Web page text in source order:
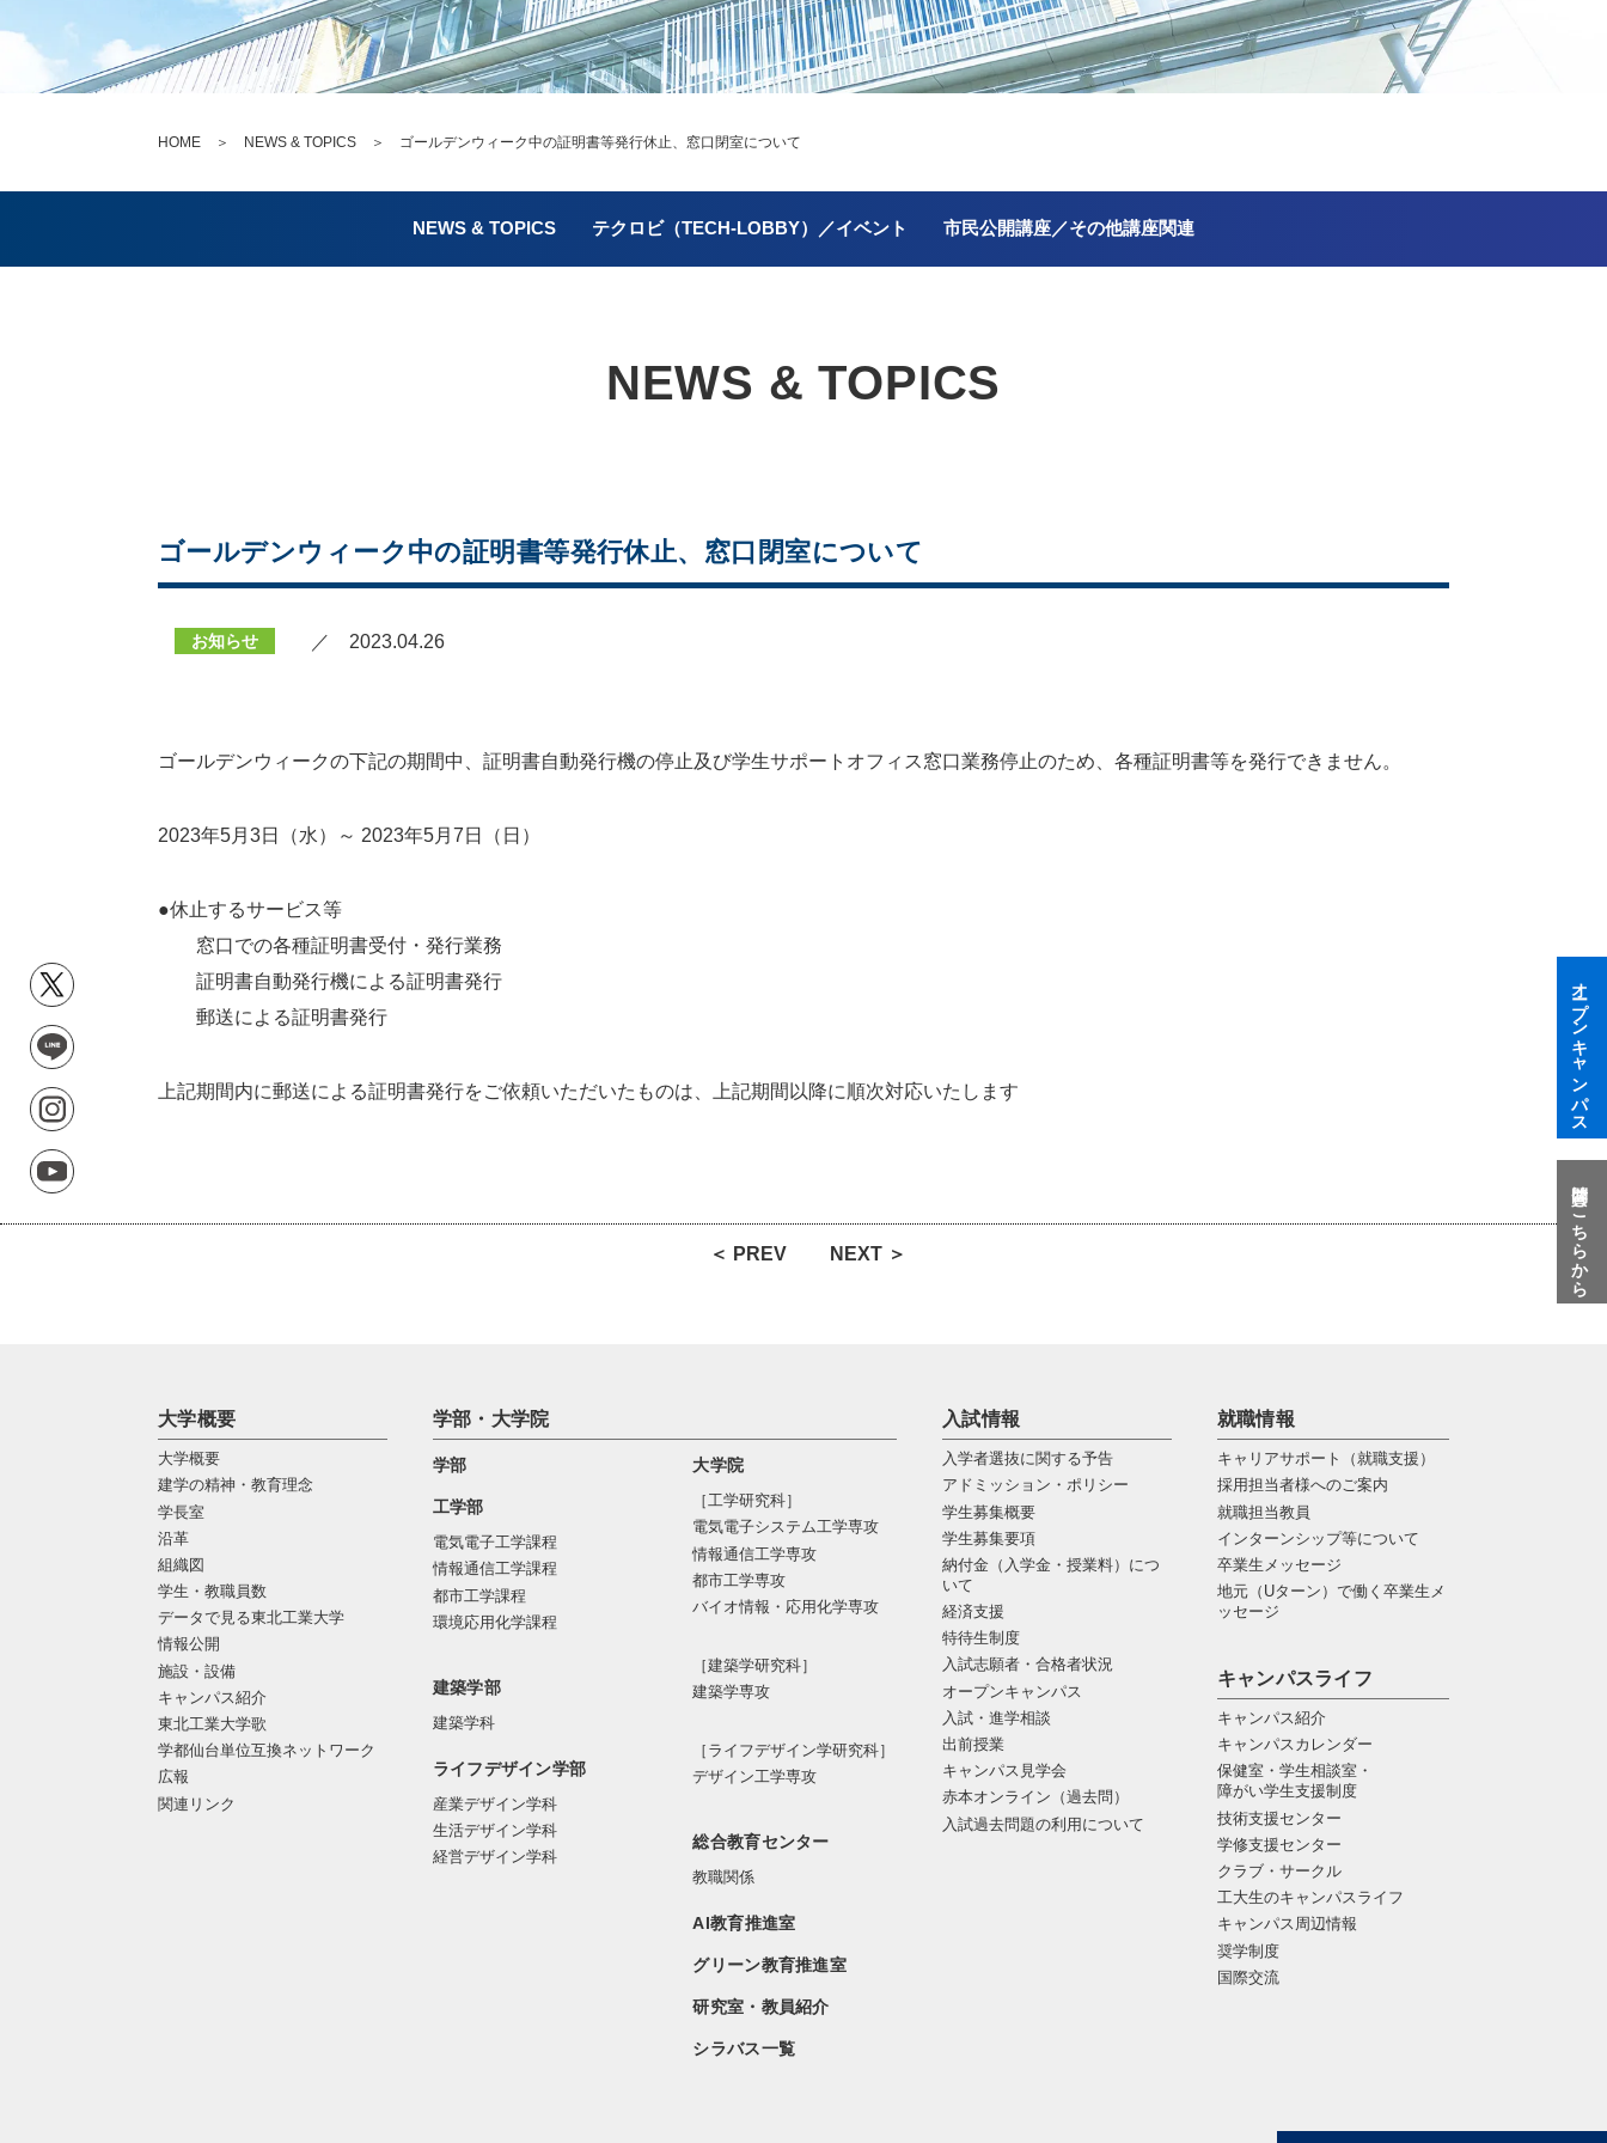
HOME ＞ NEWS & TOPICS ＞ ゴールデンウィーク中の証明書等発行休止、窓口閉室について
NEWS & TOPICS テクロビ（TECH-LOBBY）／イベント 市民公開講座／その他講座関連
NEWS & TOPICS
ゴールデンウィーク中の証明書等発行休止、窓口閉室について
お知らせ ／ 2023.04.26
ゴールデンウィークの下記の期間中、証明書自動発行機の停止及び学生サポートオフィス窓口業務停止のため、各種証明書等を発行できません。
2023年5月3日（水）～ 2023年5月7日（日）
●休止するサービス等
窓口での各種証明書受付・発行業務
証明書自動発行機による証明書発行
郵送による証明書発行
上記期間内に郵送による証明書発行をご依頼いただいたものは、上記期間以降に順次対応いたします
＜ PREV NEXT ＞
大学概要
大学概要
建学の精神・教育理念
学長室
沿革
組織図
学生・教職員数
データで見る東北工業大学
情報公開
施設・設備
キャンパス紹介
東北工業大学歌
学都仙台単位互換ネットワーク
広報
関連リンク
学部・大学院
学部
工学部
電気電子工学課程
情報通信工学課程
都市工学課程
環境応用化学課程
建築学部
建築学科
ライフデザイン学部
産業デザイン学科
生活デザイン学科
経営デザイン学科
大学院
［工学研究科］
電気電⼦システム⼯学専攻
情報通信⼯学専攻
都市⼯学専攻
バイオ情報・応⽤化学専攻
［建築学研究科］
建築学専攻
［ライフデザイン学研究科］
デザイン工学専攻
総合教育センター
教職関係
AI教育推進室
グリーン教育推進室
研究室・教員紹介
シラバス一覧
入試情報
入学者選抜に関する予告
アドミッション・ポリシー
学生募集概要
学生募集要項
納付金（入学金・授業料）につ
いて
経済支援
特待生制度
入試志願者・合格者状況
オープンキャンパス
入試・進学相談
出前授業
キャンパス見学会
赤本オンライン（過去問）
入試過去問題の利用について
就職情報
キャリアサポート（就職支援）
採用担当者様へのご案内
就職担当教員
インターンシップ等について
卒業生メッセージ
地元（Uターン）で働く卒業生メ
ッセージ
キャンパスライフ
キャンパス紹介
キャンパスカレンダー
保健室・学生相談室・
障がい学生支援制度
技術支援センター
学修支援センター
クラブ・サークル
工大生のキャンパスライフ
キャンパス周辺情報
奨学制度
国際交流
オープンキャンパス
質問はこちらから